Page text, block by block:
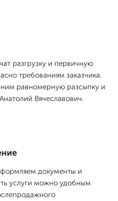
разгрузку и первичную
требованиям заказчика.
равномерную разсыпку и
Вячеславович.
документы и
услуги можно удобным